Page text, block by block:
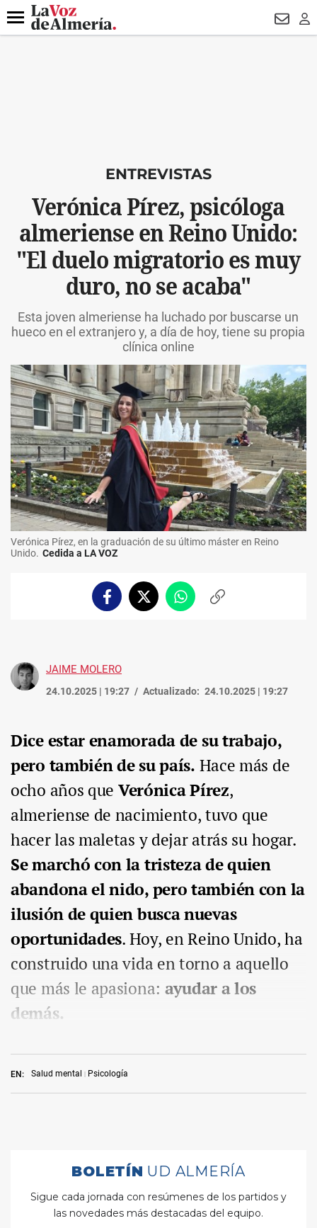
DESTACADO
Menú
ENTREVISTAS
Verónica Pírez, psicóloga
almeriense en Reino Unido:
"El duelo migratorio es muy
duro, no se acaba"
Esta joven almeriense ha luchado por buscarse un
hueco en el extranjero y, a día de hoy, tiene su propia
clínica online
Verónica Pírez, en la graduación de su último máster en Reino
Unido. Cedida a LA VOZ
FacebookTwitterWhatsappCopiar
JAIME MOLERO
24.10.2025 | 19:27 Actualizado: 24.10.2025 | 19:27
EN: Salud mental Psicología
Dice estar enamorada de su trabajo,
pero también de su país. Hace más de
ocho años que Verónica Pírez,
almeriense de nacimiento, tuvo que
hacer las maletas y dejar atrás su hogar.
Se marchó con la tristeza de quien
abandona el nido, pero también con la
ilusión de quien busca nuevas
oportunidades. Hoy, en Reino Unido, ha
construido una vida en torno a aquello
que más le apasiona: ayudar a los
demás.